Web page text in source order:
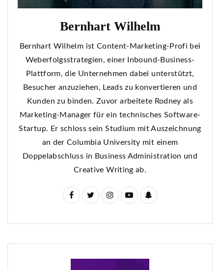
Bernhart Wilhelm
Bernhart Wilhelm ist Content-Marketing-Profi bei
Weberfolgsstrategien, einer Inbound-Business-
Plattform, die Unternehmen dabei unterstützt,
Besucher anzuziehen, Leads zu konvertieren und
Kunden zu binden. Zuvor arbeitete Rodney als
Marketing-Manager für ein technisches Software-
Startup. Er schloss sein Studium mit Auszeichnung
an der Columbia University mit einem
Doppelabschluss in Business Administration und
Creative Writing ab.